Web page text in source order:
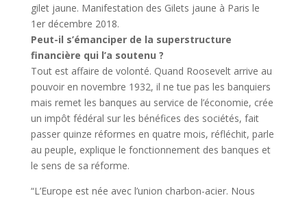
Peut-il s’émanciper de la superstructure
financière qui l’a soutenu ?
Tout est affaire de volonté. Quand Roosevelt arrive au
pouvoir en novembre 1932, il ne tue pas les banquiers
mais remet les banques au service de l’économie, crée
un impôt fédéral sur les bénéfices des sociétés, fait
passer quinze réformes en quatre mois, réfléchit, parle
au peuple, explique le fonctionnement des banques et
le sens de sa réforme.
“L’Europe est née avec l’union charbon-acier. Nous